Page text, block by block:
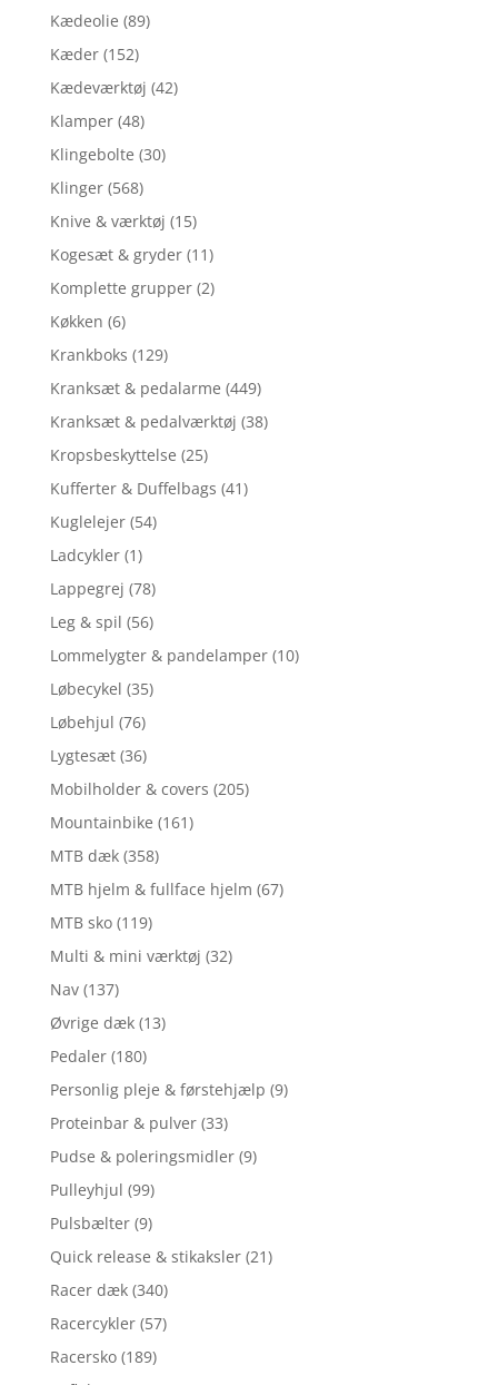
Kædeolie (89)
Kæder (152)
Kædeværktøj (42)
Klamper (48)
Klingebolte (30)
Klinger (568)
Knive & værktøj (15)
Kogesæt & gryder (11)
Komplette grupper (2)
Køkken (6)
Krankboks (129)
Kranksæt & pedalarme (449)
Kranksæt & pedalværktøj (38)
Kropsbeskyttelse (25)
Kufferter & Duffelbags (41)
Kuglelejer (54)
Ladcykler (1)
Lappegrej (78)
Leg & spil (56)
Lommelygter & pandelamper (10)
Løbecykel (35)
Løbehjul (76)
Lygtesæt (36)
Mobilholder & covers (205)
Mountainbike (161)
MTB dæk (358)
MTB hjelm & fullface hjelm (67)
MTB sko (119)
Multi & mini værktøj (32)
Nav (137)
Øvrige dæk (13)
Pedaler (180)
Personlig pleje & førstehjælp (9)
Proteinbar & pulver (33)
Pudse & poleringsmidler (9)
Pulleyhjul (99)
Pulsbælter (9)
Quick release & stikaksler (21)
Racer dæk (340)
Racercykler (57)
Racersko (189)